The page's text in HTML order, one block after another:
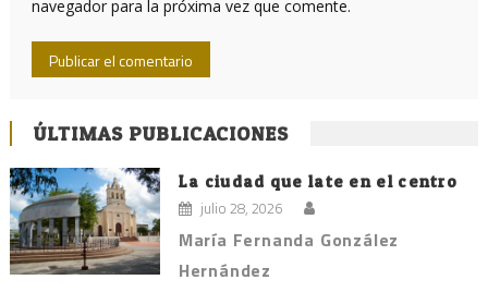
navegador para la próxima vez que comente.
ÚLTIMAS PUBLICACIONES
La ciudad que late en el centro
julio 28, 2026
María Fernanda González
Hernández